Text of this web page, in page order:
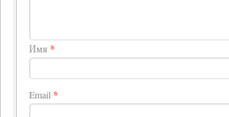
Имя *
Email *